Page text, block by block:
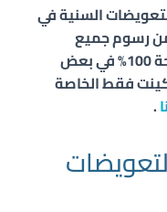
السنيةفي
بدفع 50% الى 60% من رسوم جميع
السنوات لمرة واحدة يحصل على منحة 100% في بعض
فقط الخاصة
.